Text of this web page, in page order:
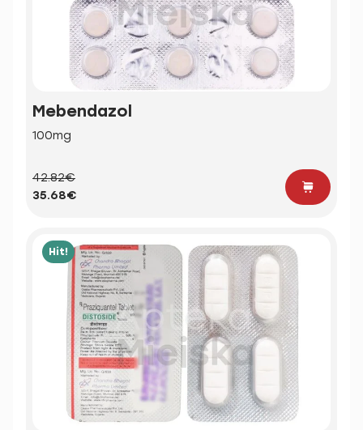
Mebendazol
100mg
42.82€
35.68€
Hit!